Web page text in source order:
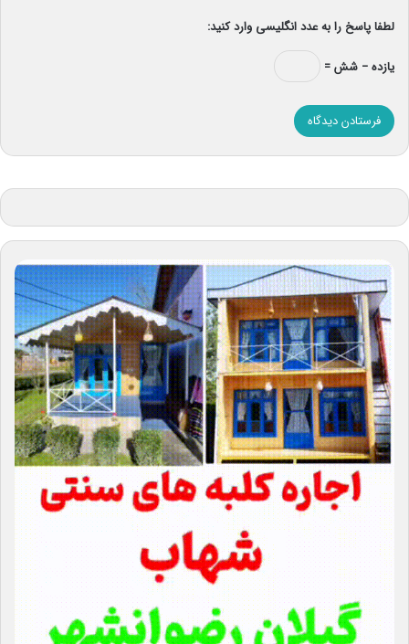
لطفا پاسخ را به عدد انگلیسی وارد کنید:
یازده − شش =